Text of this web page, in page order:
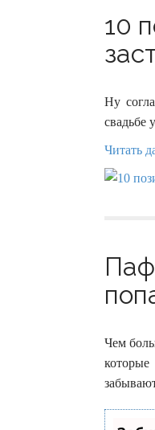
10
Ну
свадьбе
Читать
Чем